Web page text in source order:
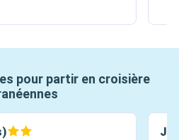
pour partir en croisière